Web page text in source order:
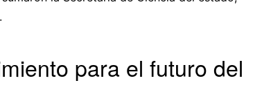
para el futuro del